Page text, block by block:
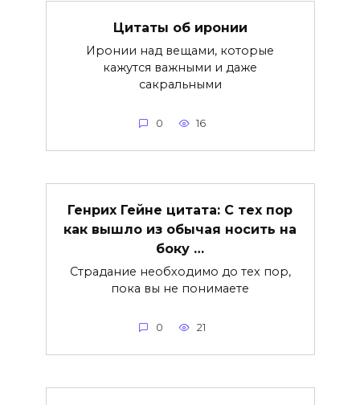
Цитаты об иронии
Иронии над вещами, которые
кажутся важными и даже
сакральными
0 16
Генрих Гейне цитата: С тех пор
как вышло из обычая носить на
боку …
Страдание необходимо до тех пор,
пока вы не понимаете
0 21